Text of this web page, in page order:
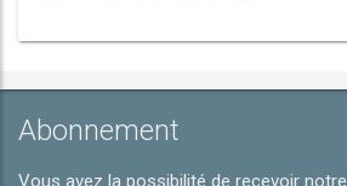
Abonnement
Vous avez la possibilité de recevoir